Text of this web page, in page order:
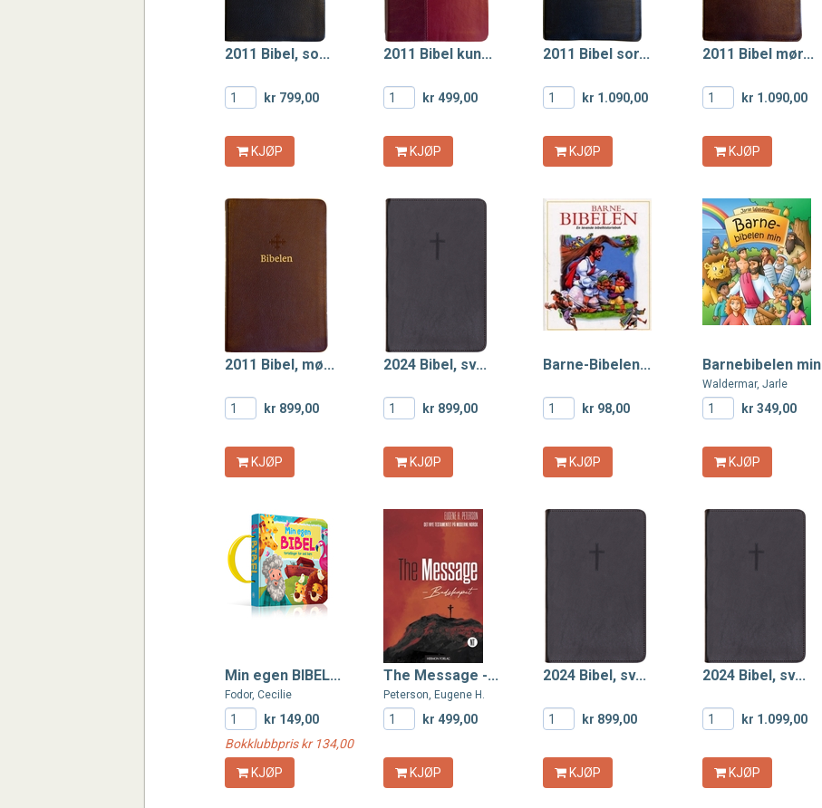
2011 Bibel, so...
kr 799,00
KJØP
2011 Bibel kun...
kr 499,00
KJØP
2011 Bibel sor...
kr 1.090,00
KJØP
2011 Bibel mør...
kr 1.090,00
KJØP
2011 Bibel, mø...
kr 899,00
KJØP
2024 Bibel, sv...
kr 899,00
KJØP
Barne-Bibelen...
kr 98,00
KJØP
Barnebibelen min
Waldermar, Jarle
kr 349,00
KJØP
Min egen BIBEL...
Fodor, Cecilie
kr 149,00
Bokklubbpris kr 134,00
KJØP
The Message -...
Peterson, Eugene H.
kr 499,00
KJØP
2024 Bibel, sv...
kr 899,00
KJØP
2024 Bibel, sv...
kr 1.099,00
KJØP